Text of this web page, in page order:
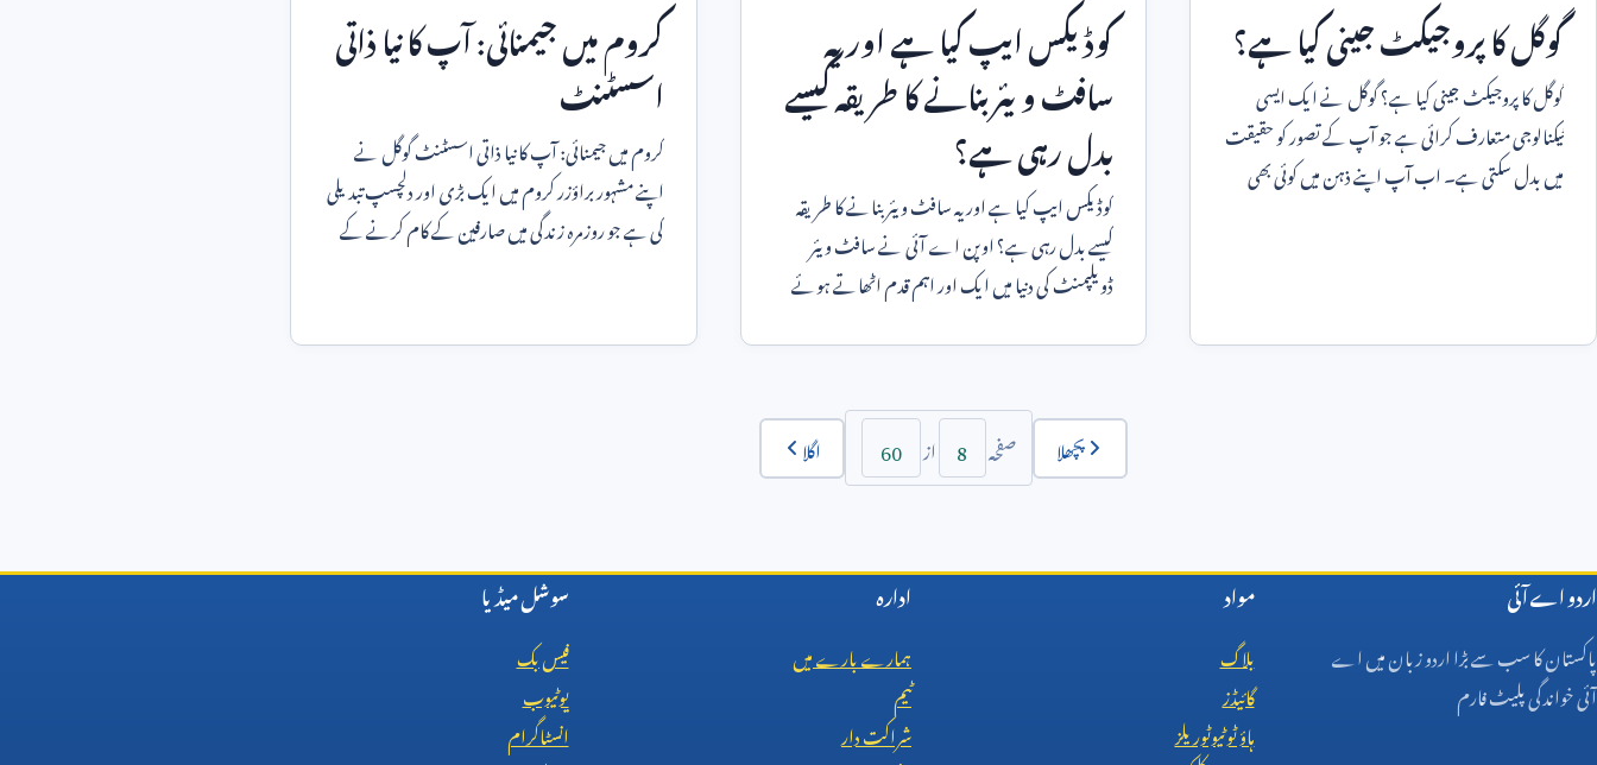
گوگل کا پروجیکٹ جینی کیا ہے؟
گوگل کا پروجیکٹ جینی کیا ہے؟ گوگل نے ایک ایسی
ٹیکنالوجی متعارف کرائی ہے جو آپ کے تصور کو حقیقت
میں بدل سکتی ہے۔ اب آپ اپنے ذہن میں کوئی بھی
کوڈیکس ایپ کیا ہے اور یہ
سافٹ ویئر بنانے کا طریقہ کیسے
بدل رہی ہے؟
کوڈیکس ایپ کیا ہے اور یہ سافٹ ویئر بنانے کا طریقہ
کیسے بدل رہی ہے؟ اوپن اے آئی نے سافٹ ویئر
ڈویلپمنٹ کی دنیا میں ایک اور اہم قدم اٹھاتے ہوئے
کروم میں جیمنائی: آپ کا نیا ذاتی
اسسٹنٹ
کروم میں جیمنائی: آپ کا نیا ذاتی اسسٹنٹ گوگل نے
اپنے مشہور براؤزر کروم میں ایک بڑی اور دلچسپ تبدیلی
کی ہے جو روزمرہ زندگی میں صارفین کے کام کرنے کے
پچھلا صفحہ 8 از 60 اگلا
اردو اے آئی
پاکستان کا سب سے بڑا اردو زبان میں اے
آئی خواندگی پلیٹ فارم
مواد
بلاگ
گائیڈز
ہاؤ ٹو ٹیوٹوریلز
ادارہ
ہمارے بارے میں
ٹیم
شراکت دار
سوشل میڈیا
فیس بک
یوٹیوب
انسٹاگرام